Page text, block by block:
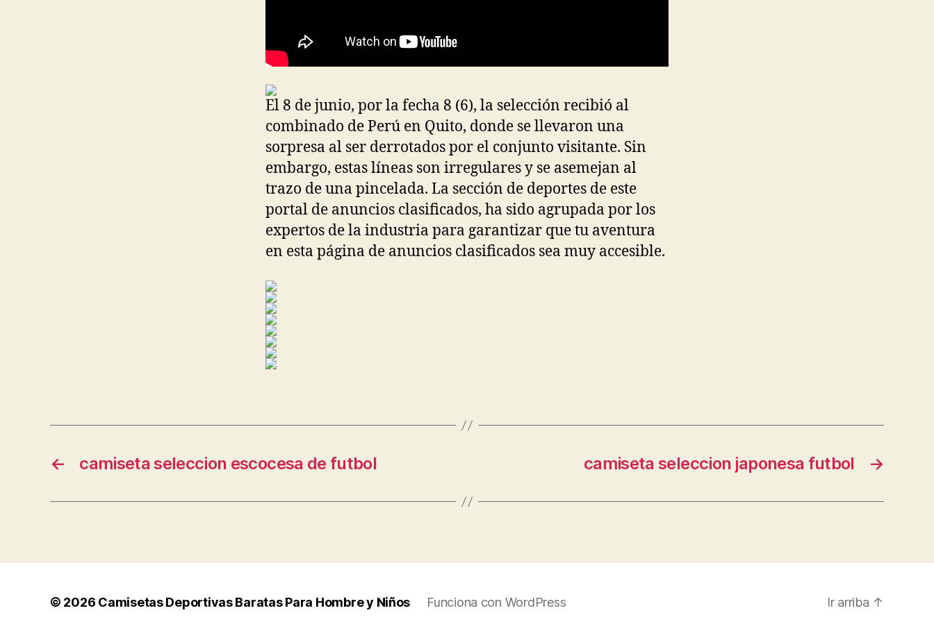
El 8 de junio, por la fecha 8 (6), la selección recibió al
combinado de Perú en Quito, donde se llevaron una
sorpresa al ser derrotados por el conjunto visitante. Sin
embargo, estas líneas son irregulares y se asemejan al
trazo de una pincelada. La sección de deportes de este
portal de anuncios clasificados, ha sido agrupada por los
expertos de la industria para garantizar que tu aventura
en esta página de anuncios clasificados sea muy accesible.
← camiseta seleccion escocesa de futbol →
camiseta seleccion japonesa futbol
© 2026 Camisetas Deportivas Baratas Para Hombre y Niños Funciona con WordPress Ir arriba ↑